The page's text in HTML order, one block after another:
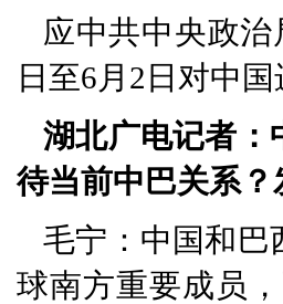
应中共中央政
日至6月2日对中
湖北广电记者：
待当前中巴关系
毛宁：中国和巴
球南方重要成员